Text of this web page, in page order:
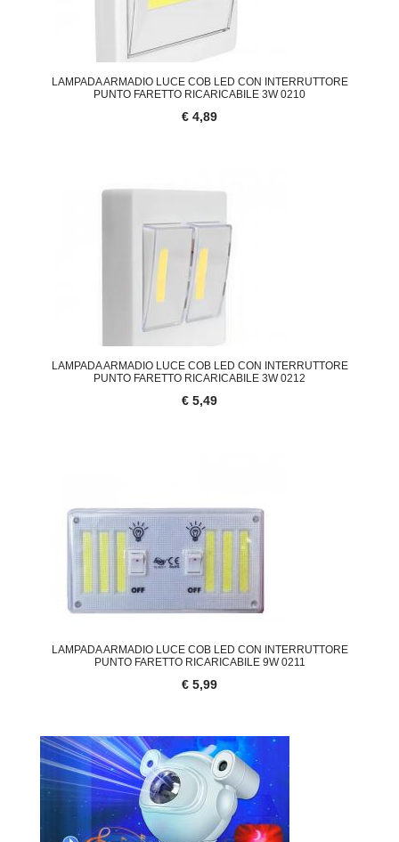
LAMPADA ARMADIO LUCE COB LED CON INTERRUTTORE
PUNTO FARETTO RICARICABILE 3W 0210
€ 4,89
LAMPADA ARMADIO LUCE COB LED CON INTERRUTTORE
PUNTO FARETTO RICARICABILE 3W 0212
€ 5,49
LAMPADA ARMADIO LUCE COB LED CON INTERRUTTORE
PUNTO FARETTO RICARICABILE 9W 0211
€ 5,99